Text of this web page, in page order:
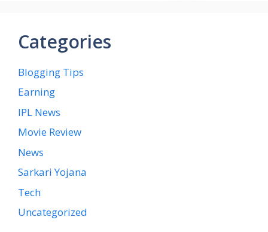
Categories
Blogging Tips
Earning
IPL News
Movie Review
News
Sarkari Yojana
Tech
Uncategorized